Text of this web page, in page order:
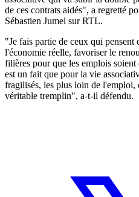
de ces contrats aidés", a regretté
Sébastien Jumel sur RTL.
"Je fais partie de ceux qui
l'économie réelle, favoriser le
filières pour que les emplois
est un fait que pour la vie
fragilisés, les plus loin de l'emploi,
véritable tremplin", a-t-il défendu.